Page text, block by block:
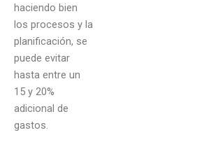
haciendo bien
los procesos y la
planificación, se
puede evitar
hasta entre un
15 y 20%
adicional de
gastos.